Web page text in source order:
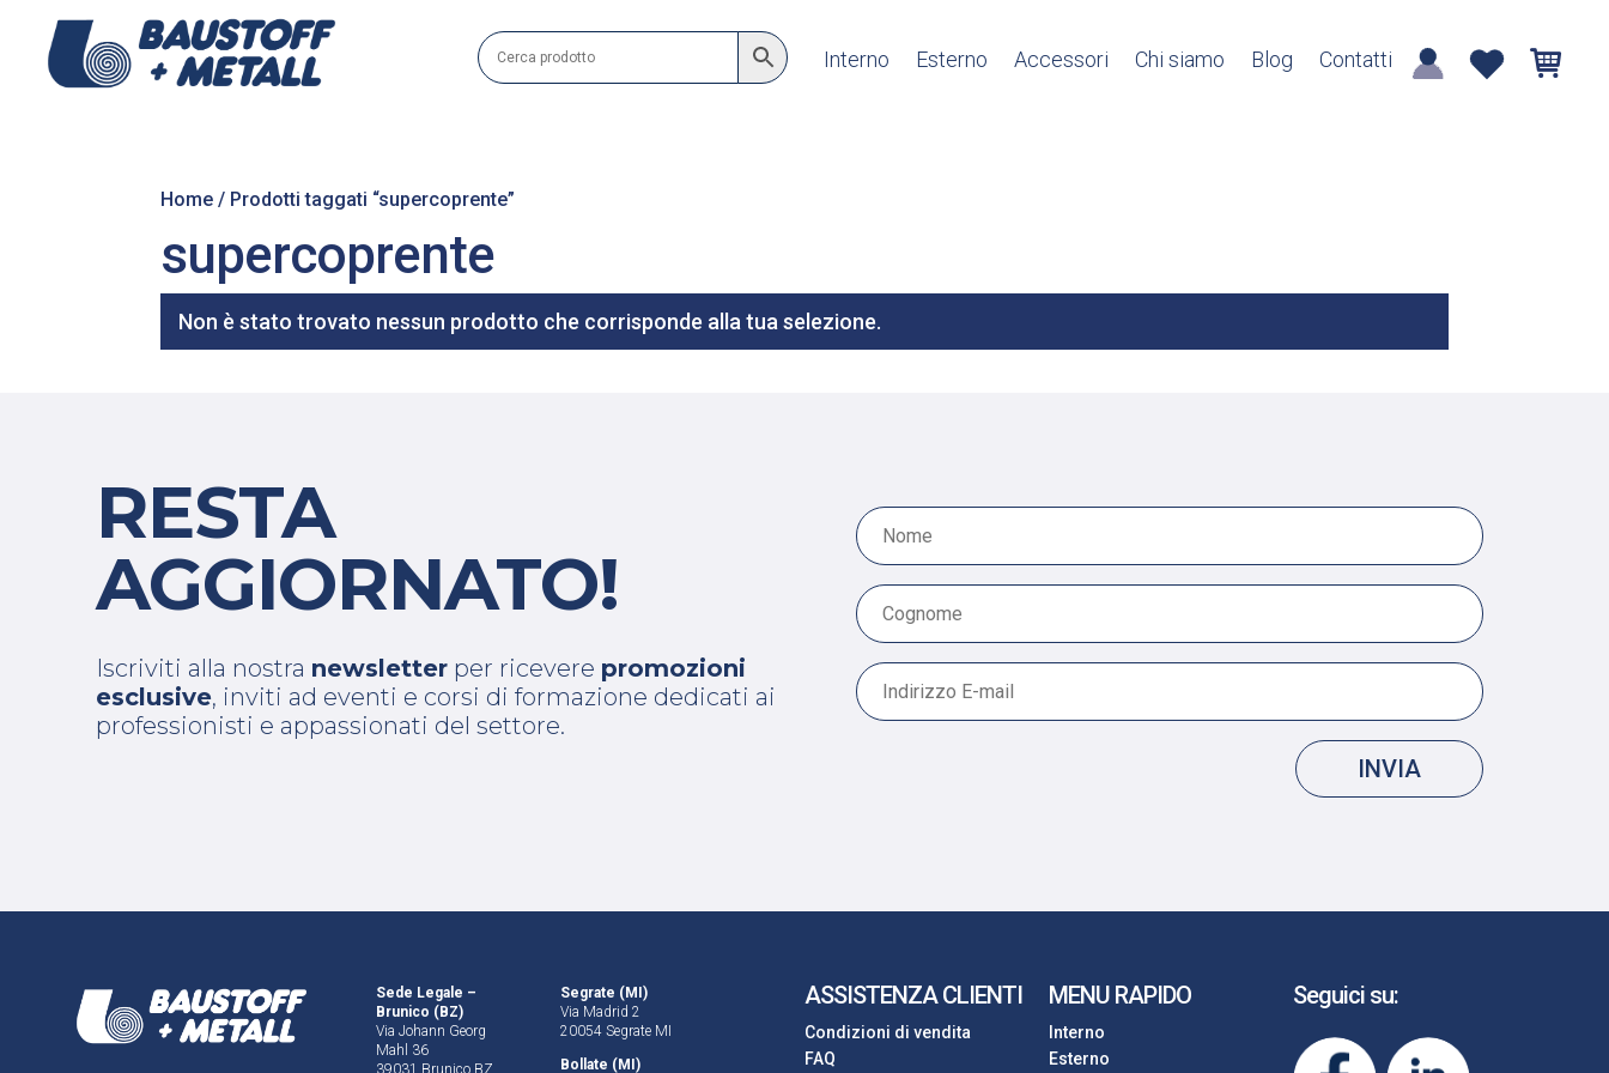
Interno Esterno Accessori Chi siamo Blog Contatti
Home / Prodotti taggati “supercoprente”
supercoprente
Non è stato trovato nessun prodotto che corrisponde alla tua selezione.
RESTA
AGGIORNATO!
Iscriviti alla nostra newsletter per ricevere promozioni
esclusive, inviti ad eventi e corsi di formazione dedicati ai
professionisti e appassionati del settore.
INVIA
Sede Legale –
Brunico (BZ)
Via Johann Georg
Mahl 36
39031 Brunico BZ
Segrate (MI)
Via Madrid 2
20054 Segrate MI
Bollate (MI)
ASSISTENZA CLIENTI
Condizioni di vendita
FAQ
MENU RAPIDO
Interno
Esterno
Seguici su: